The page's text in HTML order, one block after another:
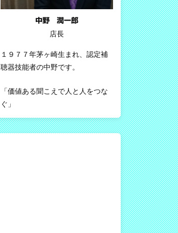
中野 潤一郎
店長
１９７７年茅ヶ崎生まれ、認定補
聴器技能者の中野です。
「価値ある聞こえで人と人をつな
ぐ」